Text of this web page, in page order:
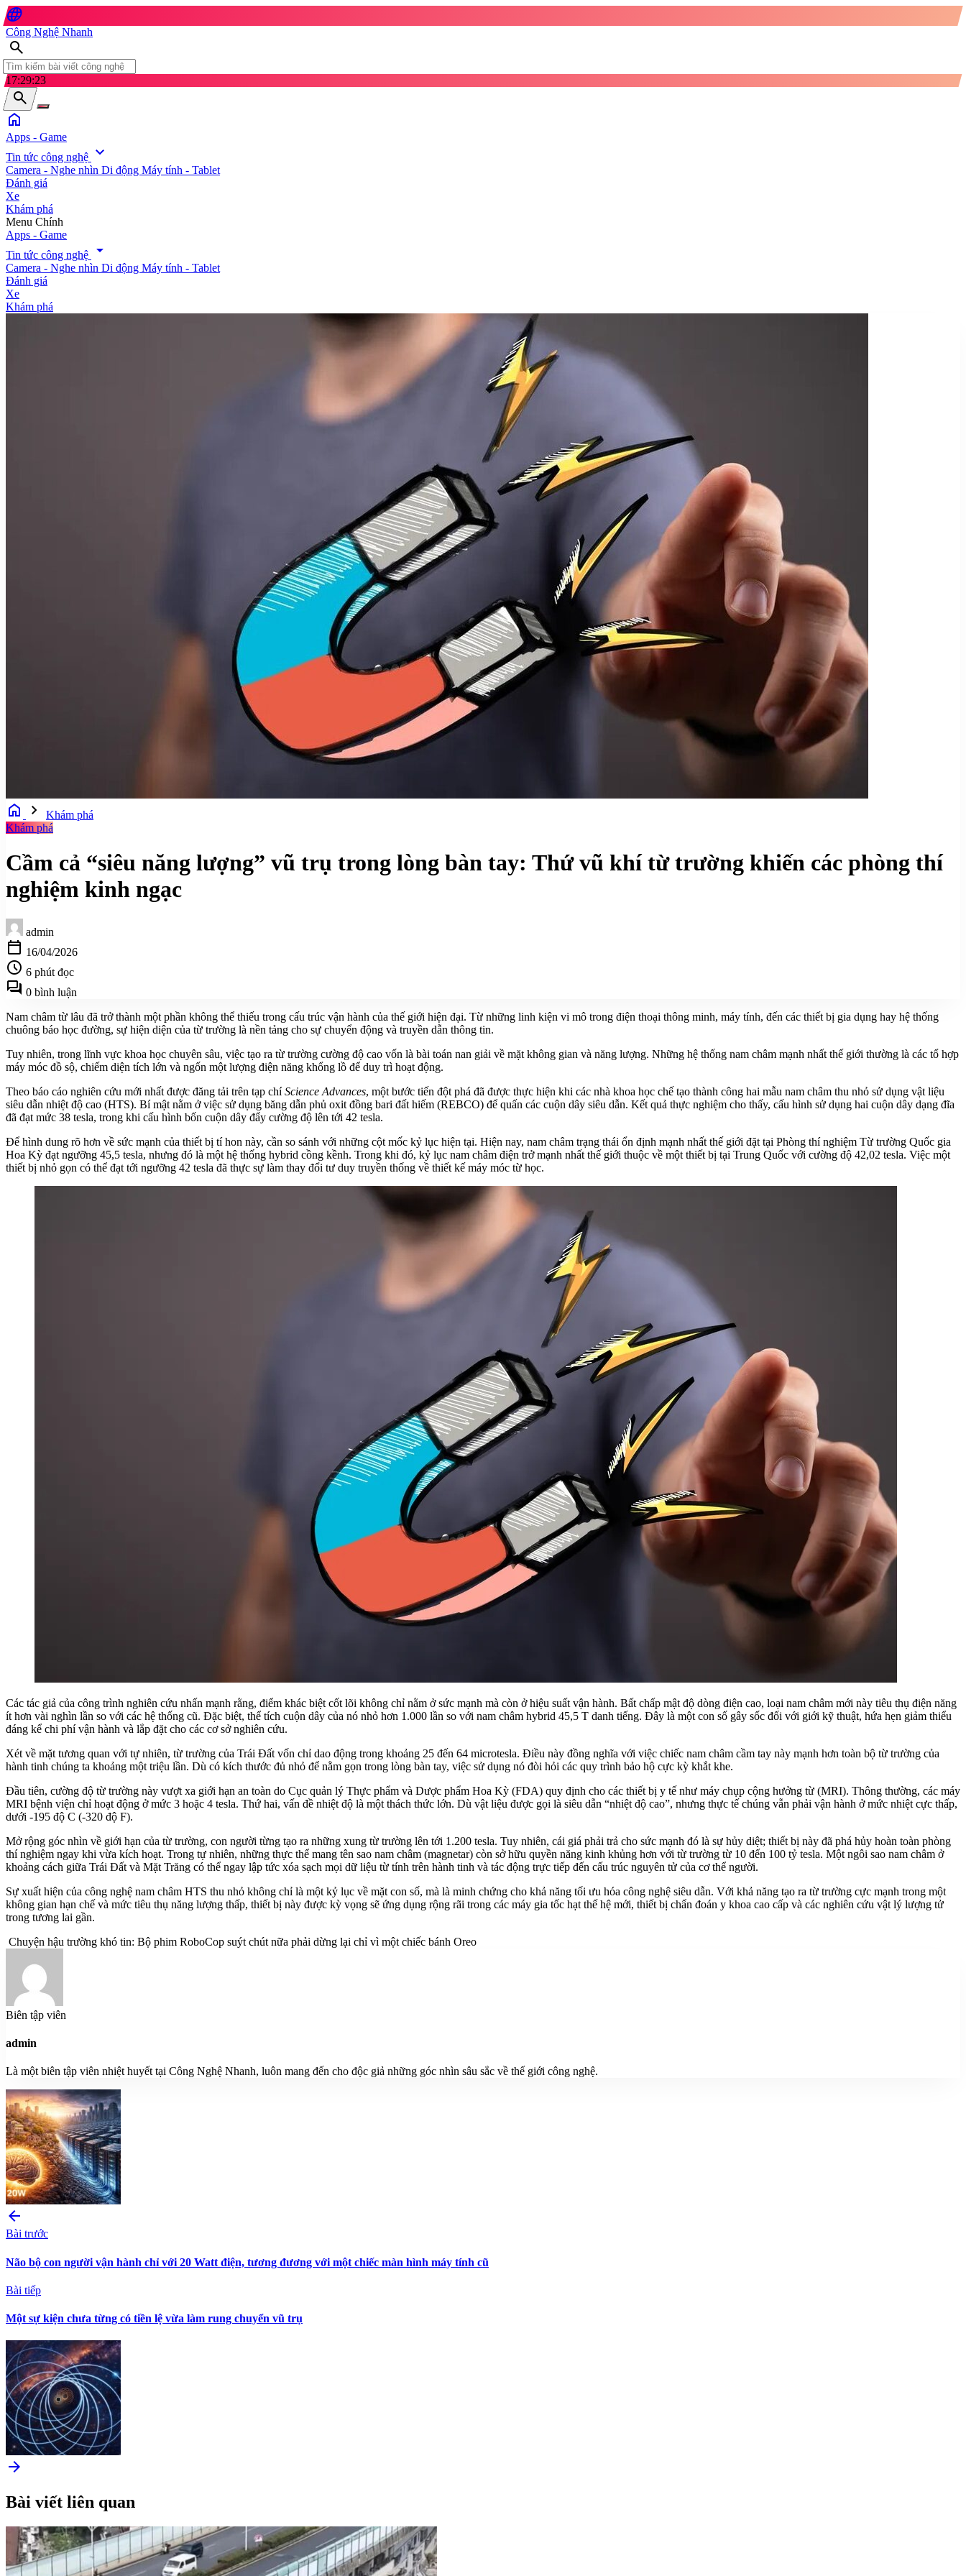
language
Công Nghệ Nhanh
search
17:29:24
search
home
Apps - Game
Tin tức công nghệ expand_more
Camera - Nghe nhìn Di động Máy tính - Tablet
Đánh giá
Xe
Khám phá
search
Menu Chính
Apps - Game
Tin tức công nghệ
arrow_drop_down
Camera - Nghe nhìn Di động Máy tính - Tablet
Đánh giá
Xe
Khám phá
home chevron_right
Khám phá
Khám phá
Cầm cả “siêu năng lượng” vũ trụ trong lòng bàn tay: Thứ vũ khí từ trường khiến các phòng thí
nghiệm kinh ngạc
admin
calendar_today 16/04/2026
schedule 6 phút đọc
forum 0 bình luận
Nam châm từ lâu đã trở thành một phần không thể thiếu trong cấu trúc vận hành của thế giới hiện đại. Từ những linh kiện vi mô trong điện thoại thông minh, máy tính, đến các thiết bị gia dụng hay hệ thống
chuông báo học đường, sự hiện diện của từ trường là nền tảng cho sự chuyển động và truyền dẫn thông tin.
Tuy nhiên, trong lĩnh vực khoa học chuyên sâu, việc tạo ra từ trường cường độ cao vốn là bài toán nan giải về mặt không gian và năng lượng. Những hệ thống nam châm mạnh nhất thế giới thường là các tổ hợp
máy móc đồ sộ, chiếm diện tích lớn và ngốn một lượng điện năng khổng lồ để duy trì hoạt động.
Theo báo cáo nghiên cứu mới nhất được đăng tải trên tạp chíScience Advances, một bước tiến đột phá đã được thực hiện khi các nhà khoa học chế tạo thành công hai mẫu nam châm thu nhỏ sử dụng vật liệu
siêu dẫn nhiệt độ cao (HTS). Bí mật nằm ở việc sử dụng băng dẫn phủ oxit đồng bari đất hiếm (REBCO) để quấn các cuộn dây siêu dẫn. Kết quả thực nghiệm cho thấy, cấu hình sử dụng hai cuộn dây dạng đĩa
đã đạt mức 38 tesla, trong khi cấu hình bốn cuộn dây đẩy cường độ lên tới 42 tesla.
Để hình dung rõ hơn về sức mạnh của thiết bị tí hon này, cần so sánh với những cột mốc kỷ lục hiện tại. Hiện nay, nam châm trạng thái ổn định mạnh nhất thế giới đặt tại Phòng thí nghiệm Từ trường Quốc gia
Hoa Kỳ đạt ngưỡng 45,5 tesla, nhưng đó là một hệ thống hybrid cồng kềnh. Trong khi đó, kỷ lục nam châm điện trở mạnh nhất thế giới thuộc về một thiết bị tại Trung Quốc với cường độ 42,02 tesla. Việc một
thiết bị nhỏ gọn có thể đạt tới ngưỡng 42 tesla đã thực sự làm thay đổi tư duy truyền thống về thiết kế máy móc từ học.
Các tác giả của công trình nghiên cứu nhấn mạnh rằng, điểm khác biệt cốt lõi không chỉ nằm ở sức mạnh mà còn ở hiệu suất vận hành. Bất chấp mật độ dòng điện cao, loại nam châm mới này tiêu thụ điện năng
ít hơn vài nghìn lần so với các hệ thống cũ. Đặc biệt, thể tích cuộn dây của nó nhỏ hơn 1.000 lần so với nam châm hybrid 45,5 T danh tiếng. Đây là một con số gây sốc đối với giới kỹ thuật, hứa hẹn giảm thiểu
đáng kể chi phí vận hành và lắp đặt cho các cơ sở nghiên cứu.
Xét về mặt tương quan với tự nhiên, từ trường của Trái Đất vốn chỉ dao động trong khoảng 25 đến 64 microtesla. Điều này đồng nghĩa với việc chiếc nam châm cầm tay này mạnh hơn toàn bộ từ trường của
hành tinh chúng ta khoảng một triệu lần. Dù có kích thước đủ nhỏ để nằm gọn trong lòng bàn tay, việc sử dụng nó đòi hỏi các quy trình bảo hộ cực kỳ khắt khe.
Đầu tiên, cường độ từ trường này vượt xa giới hạn an toàn do Cục quản lý Thực phẩm và Dược phẩm Hoa Kỳ (FDA) quy định cho các thiết bị y tế như máy chụp cộng hưởng từ (MRI). Thông thường, các máy
MRI bệnh viện chỉ hoạt động ở mức 3 hoặc 4 tesla. Thứ hai, vấn đề nhiệt độ là một thách thức lớn. Dù vật liệu được gọi là siêu dẫn “nhiệt độ cao”, nhưng thực tế chúng vẫn phải vận hành ở mức nhiệt cực thấp,
dưới -195 độ C (-320 độ F).
Mở rộng góc nhìn về giới hạn của từ trường, con người từng tạo ra những xung từ trường lên tới 1.200 tesla. Tuy nhiên, cái giá phải trả cho sức mạnh đó là sự hủy diệt; thiết bị này đã phá hủy hoàn toàn phòng
thí nghiệm ngay khi vừa kích hoạt. Trong tự nhiên, những thực thể mang tên sao nam châm (magnetar) còn sở hữu quyền năng kinh khủng hơn với từ trường từ 10 đến 100 tỷ tesla. Một ngôi sao nam châm ở
khoảng cách giữa Trái Đất và Mặt Trăng có thể ngay lập tức xóa sạch mọi dữ liệu từ tính trên hành tinh và tác động trực tiếp đến cấu trúc nguyên tử của cơ thể người.
Sự xuất hiện của công nghệ nam châm HTS thu nhỏ không chỉ là một kỷ lục về mặt con số, mà là minh chứng cho khả năng tối ưu hóa công nghệ siêu dẫn. Với khả năng tạo ra từ trường cực mạnh trong một
không gian hạn chế và mức tiêu thụ năng lượng thấp, thiết bị này được kỳ vọng sẽ ứng dụng rộng rãi trong các máy gia tốc hạt thế hệ mới, thiết bị chẩn đoán y khoa cao cấp và các nghiên cứu vật lý lượng tử
trong tương lai gần.
Chuyện hậu trường khó tin: Bộ phim RoboCop suýt chút nữa phải dừng lại chỉ vì một chiếc bánh Oreo
Biên tập viên
admin
Là một biên tập viên nhiệt huyết tại Công Nghệ Nhanh, luôn mang đến cho độc giả những góc nhìn sâu sắc về thế giới công nghệ.
arrow_back
Bài trước
Não bộ con người vận hành chỉ với 20 Watt điện, tương đương với một chiếc màn hình máy tính cũ
Bài tiếp
Một sự kiện chưa từng có tiền lệ vừa làm rung chuyển vũ trụ
arrow_forward
Bài viết liên quan